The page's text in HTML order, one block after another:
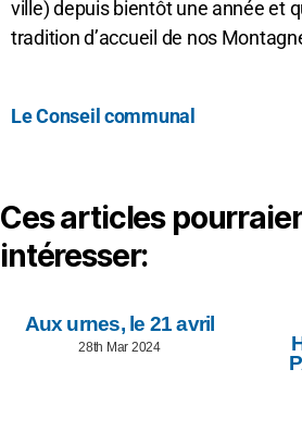
ville) depuis bientôt une année et
tradition d’accueil de nos
Le Conseil communal
Ces articles
intéresser:
Aux urnes, le 21 avril
28th Mar 2024